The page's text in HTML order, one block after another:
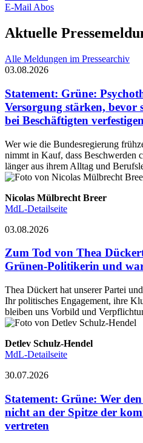
E-Mail Abos
Aktuelle
Alle Meldungen im Pressearchiv
03.08.2026
Statement: Grüne:
Versorgung stärken, bevor
bei Beschäftigten verfestigen
Wer wie die Bundesregierung
nimmt in Kauf, dass Beschwerden
länger aus ihrem Alltag und
Nicolas Mülbrecht Breer
MdL-Detailseite
03.08.2026
Zum Tod von Thea
Grünen-Politikerin und
Thea Dückert hat unserer Partei
Ihr politisches Engagement, ihre
bleiben uns Vorbild und
Detlev Schulz-Hendel
MdL-Detailseite
30.07.2026
Statement: Grüne: Wer
nicht an der Spitze der
vertreten